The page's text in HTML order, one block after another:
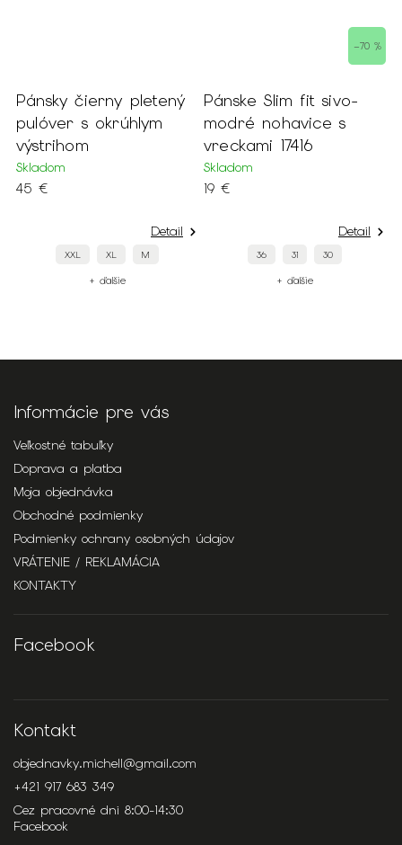
Pánsky čierny pletený
pulóver s okrúhlym
výstrihom
Skladom
45 €
Detail
XXL XL M
+ ďalšie
–70 %
Pánske Slim fit sivo-
modré nohavice s
vreckami 17416
Skladom
19 €
Detail
36 31 30
+ ďalšie
Informácie pre vás
Veľkostné tabuľky
Doprava a platba
Moja objednávka
Obchodné podmienky
Podmienky ochrany osobných údajov
VRÁTENIE / REKLAMÁCIA
KONTAKTY
Facebook
Kontakt
objednavky.michell@gmail.com
+421 917 683 349
Cez pracovné dni 8:00-14:30
Facebook